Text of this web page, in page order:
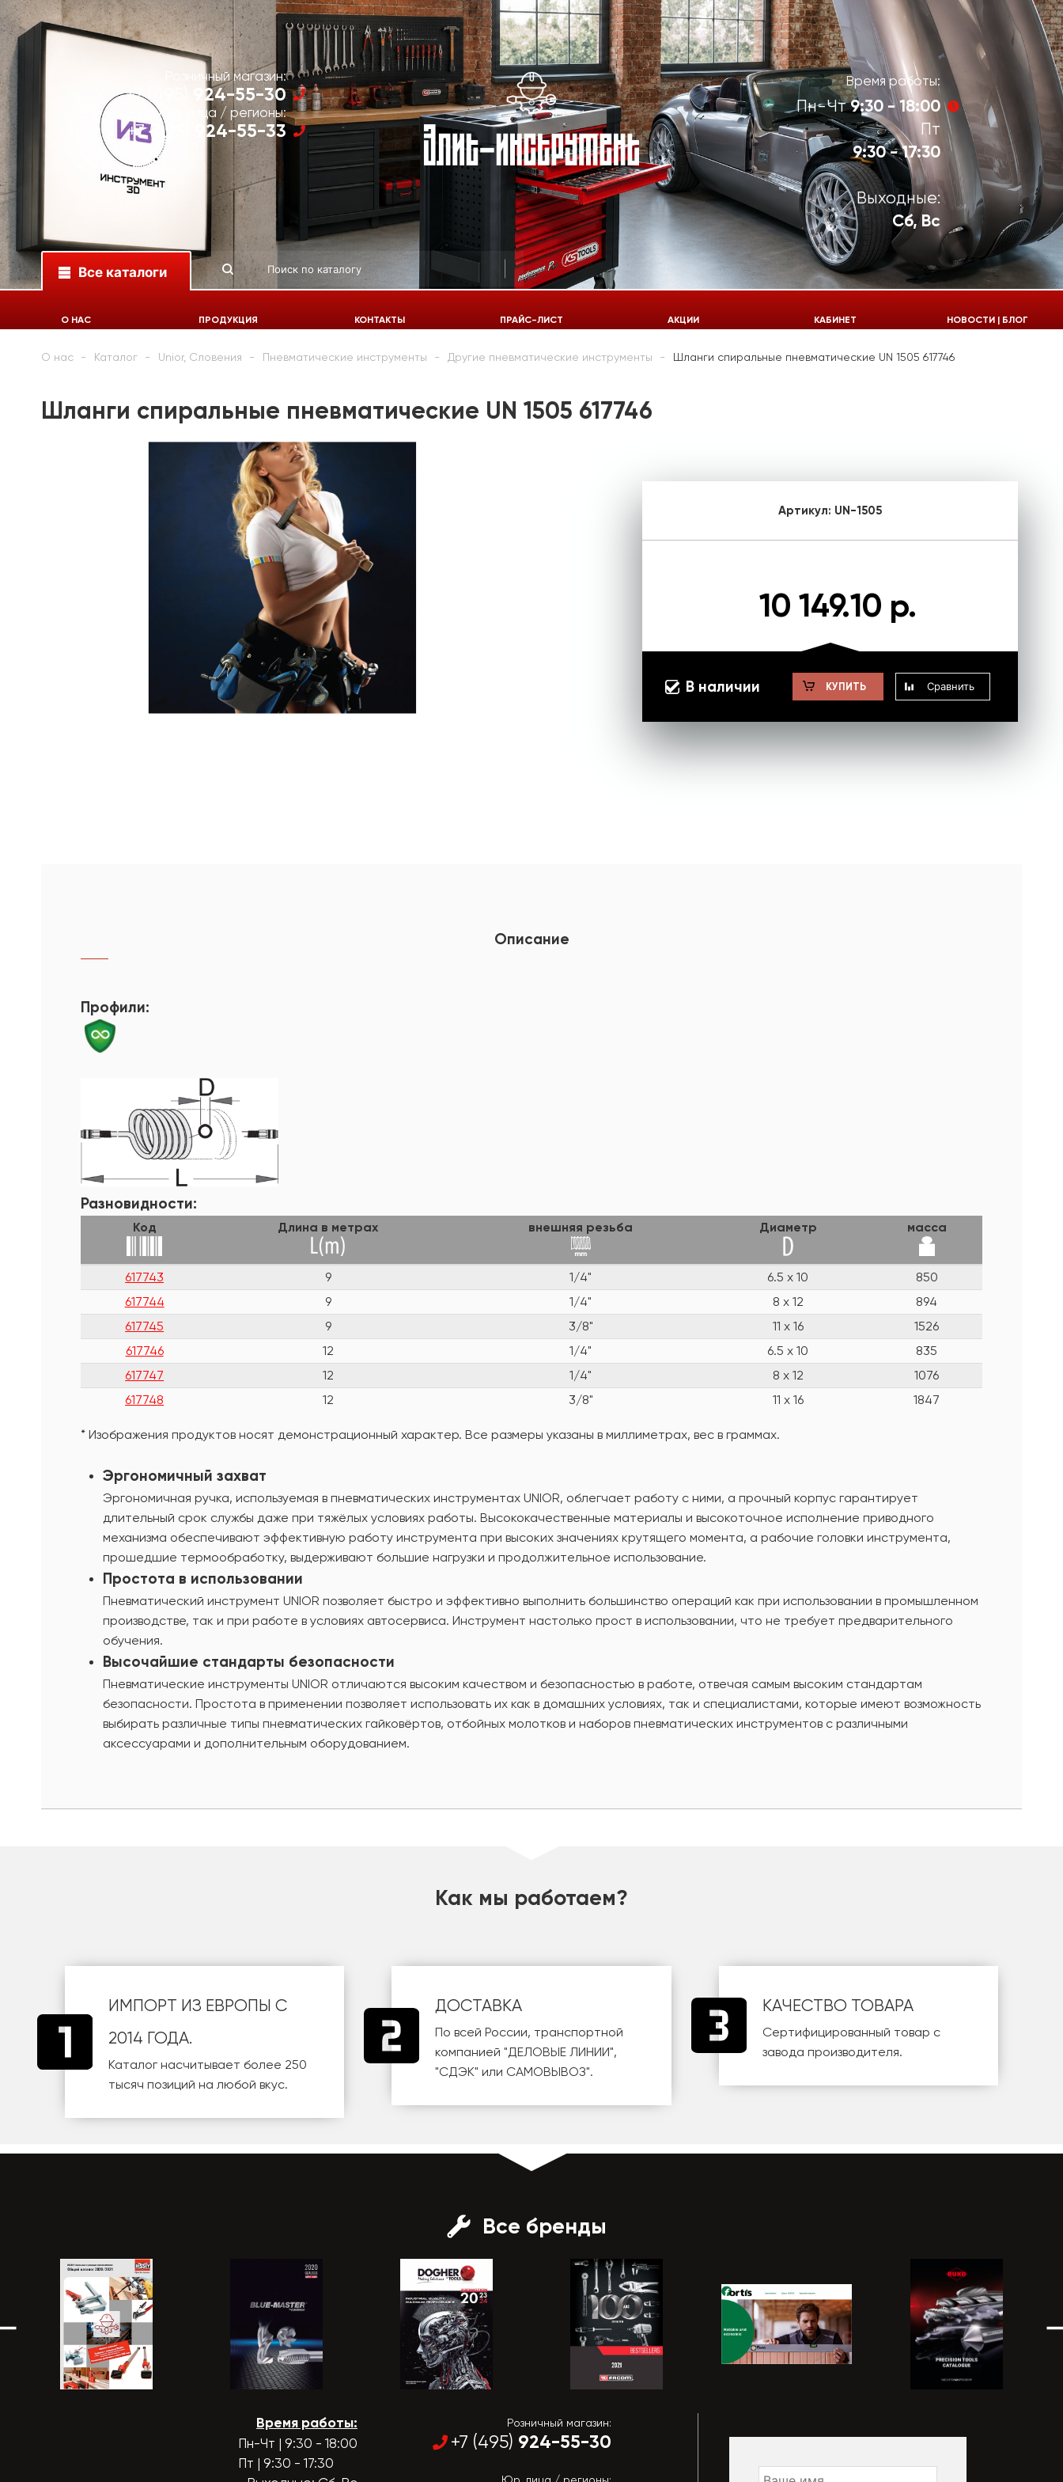
Розничный магазин:
+7 (495) 924-55-30
Юр. лица / регионы:
+7 (495) 924-55-33
Время работы:
Пн-Чт9:30 - 18:00
Пт
9:30 - 17:30
Выходные:
Сб, Вс
Все каталоги
924-55-33
О НАС ПРОДУКЦИЯ КОНТАКТЫ ПРАЙС-ЛИСТ АКЦИИ КАБИНЕТ НОВОСТИ | БЛОГ
О нас Каталог Unior, Словения Пневматические инструменты Другие пневматические инструменты Шланги спиральные пневматические UN 1505 617746
Шланги спиральные пневматические UN 1505 617746
Артикул: UN-1505
10 149.10 р.
В наличии КУПИТЬ Сравнить
Описание
Профили:
Разновидности:
Код Длина в метрах внешняя резьба Диаметр масса
617743 9 1/4" 6.5 x 10
850
617744
9 1/4" 8 x 12
894
617745
9 3/8" 11 x 16
1526
617746
12 1/4" 6.5 x 10
835
617747
12 1/4" 8 x 12
1076
617748
12 3/8" 11 x 16 1847
* Изображения продуктов носят демонстрационный характер. Все размеры указаны в миллиметрах, вес в граммах.
Эргономичный захват
Эргономичная ручка, используемая в пневматических инструментах UNIOR, облегчает работу с ними, а прочный корпус гарантирует
длительный срок службы даже при тяжёлых условиях работы. Высококачественные материалы и высокоточное исполнение приводного
механизма обеспечивают эффективную работу инструмента при высоких значениях крутящего момента, а рабочие головки инструмента,
прошедшие термообработку, выдерживают большие нагрузки и продолжительное использование.
Простота в использовании
Пневматический инструмент UNIOR позволяет быстро и эффективно выполнить большинство операций как при использовании в промышленном
производстве, так и при работе в условиях автосервиса. Инструмент настолько прост в использовании, что не требует предварительного
обучения.
Высочайшие стандарты безопасности
Пневматические инструменты UNIOR отличаются высоким качеством и безопасностью в работе, отвечая самым высоким стандартам
безопасности. Простота в применении позволяет использовать их как в домашних условиях, так и специалистами, которые имеют возможность
выбирать различные типы пневматических гайковёртов, отбойных молотков и наборов пневматических инструментов с различными
аксессуарами и дополнительным оборудованием.
Как мы работаем?
ИМПОРТ ИЗ ЕВРОПЫ С
2014 ГОДА.
Каталог насчитывает более 250
тысяч позиций на любой вкус.
ДОСТАВКА
По всей России, транспортной
компанией"ДЕЛОВЫЕ ЛИНИИ",
"СДЭК" или САМОВЫВОЗ".
КАЧЕСТВО ТОВАРА
Сертифицированный товар с
завода производителя.
Все бренды
Время работы:
Пн-Чт | 9:30 - 18:00
Пт | 9:30 - 17:30
Розничный магазин:
+7 (495) 924-55-30